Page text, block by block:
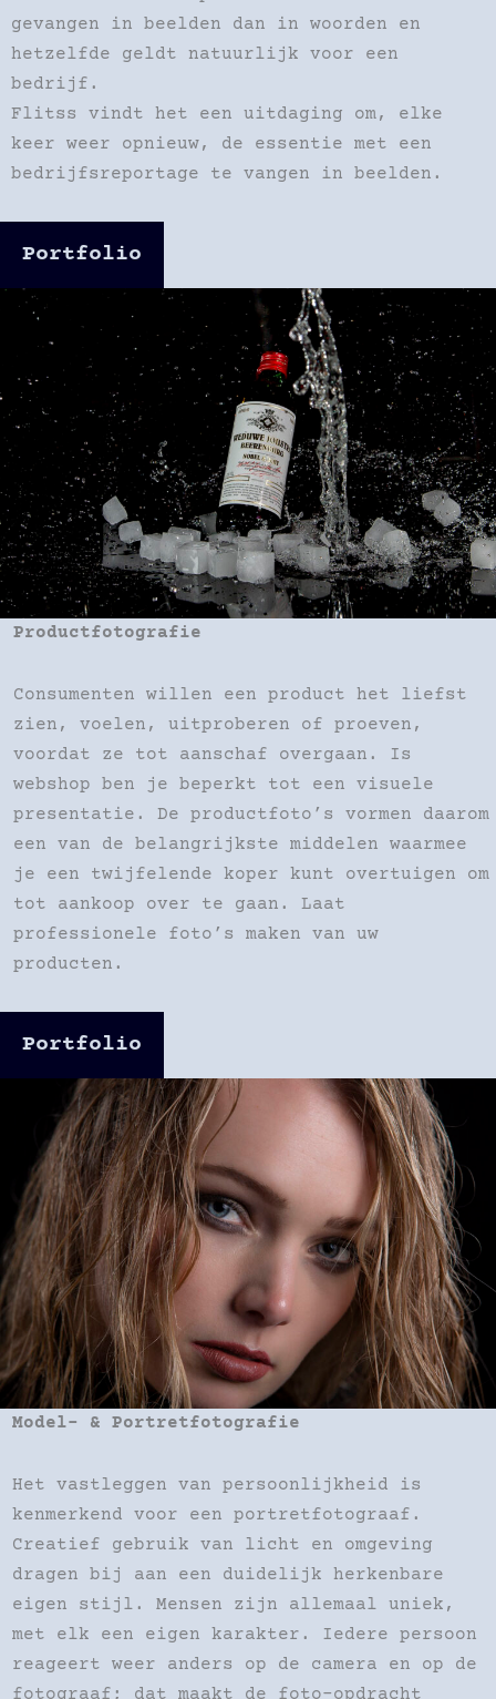
gevangen in beelden dan in woorden en
hetzelfde geldt natuurlijk voor een
bedrijf.
Flitss vindt het een uitdaging om, elke
keer weer opnieuw, de essentie met een
bedrijfsreportage te vangen in beelden.
Portfolio
Productfotografie
Consumenten willen een product het liefst
zien, voelen, uitproberen of proeven,
voordat ze tot aanschaf overgaan. Is
webshop ben je beperkt tot een visuele
presentatie. De productfoto’s vormen daarom
een van de belangrijkste middelen waarmee
je een twijfelende koper kunt overtuigen om
tot aankoop over te gaan. Laat
professionele foto’s maken van uw
producten.
Portfolio
Model- & Portretfotografie
Het vastleggen van persoonlijkheid is
kenmerkend voor een portretfotograaf.
Creatief gebruik van licht en omgeving
dragen bij aan een duidelijk herkenbare
eigen stijl. Mensen zijn allemaal uniek,
met elk een eigen karakter. Iedere persoon
reageert weer anders op de camera en op de